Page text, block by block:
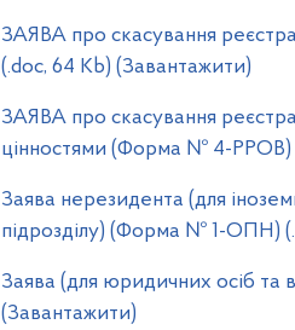
ЗАЯВА про скасування
(.doc, 64 Kb) (Завантажити)
ЗАЯВА про скасування
цінностями (Форма № 4-РРОВ)
Заява нерезидента (для
підрозділу) (Форма № 1-ОПН)
Заява (для юридичних осіб та
(Завантажити)